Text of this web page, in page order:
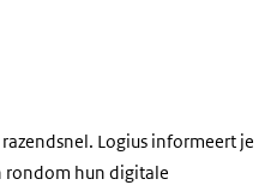
Logius informeert je
rondom hun digitale